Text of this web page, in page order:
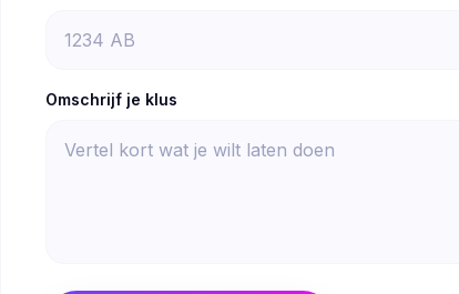
Omschrijf je klus